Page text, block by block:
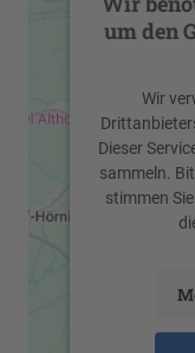
um den
Wir
Dieser
sammeln.
stimmen